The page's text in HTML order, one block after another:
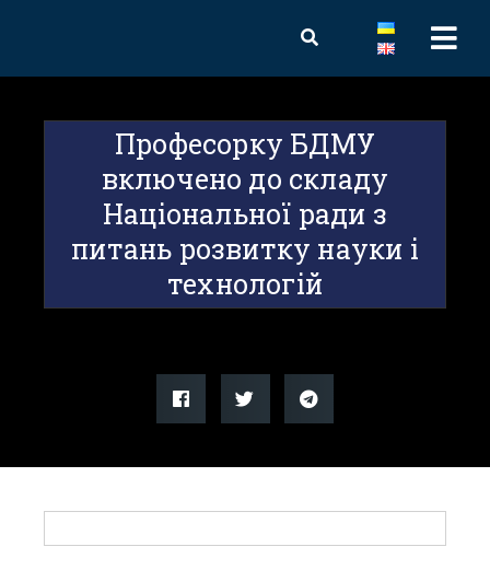
Професорку БДМУ
включено до складу
Національної ради з
питань розвитку науки і
технологій